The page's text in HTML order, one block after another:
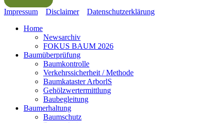
Impressum Disclaimer Datenschutzerklärung
Home
Newsarchiv
FOKUS BAUM 2026
Baumüberprüfung
Baumkontrolle
Verkehrssicherheit / Methode
Baumkataster ArborlS
Gehölzwertermittlung
Baubegleitung
Baumerhaltung
Baumschutz